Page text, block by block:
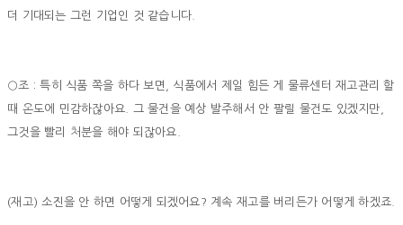
더 기대되는 그런 기업인 것 같습니다.
○조 : 특히 식품 쪽을 하다 보면, 식품에서 제일 힘든 게 물류센터 재고관리 할
때 온도에 민감하잖아요. 그 물건을 예상 발주해서 안 팔릴 물건도 있겠지만,
그것을 빨리 처분을 해야 되잖아요.
(재고) 소진을 안 하면 어떻게 되겠어요? 계속 재고를 버리든가 어떻게 하겠죠.